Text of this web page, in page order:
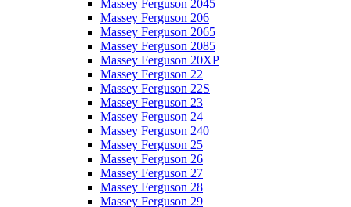
Massey Ferguson 2045
Massey Ferguson 206
Massey Ferguson 2065
Massey Ferguson 2085
Massey Ferguson 20XP
Massey Ferguson 22
Massey Ferguson 22S
Massey Ferguson 23
Massey Ferguson 24
Massey Ferguson 240
Massey Ferguson 25
Massey Ferguson 26
Massey Ferguson 27
Massey Ferguson 28
Massey Ferguson 29